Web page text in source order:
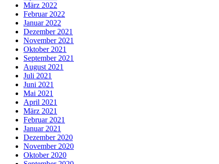
März 2022
Februar 2022
Januar 2022
Dezember 2021
November 2021
Oktober 2021
September 2021
August 2021
Juli 2021
Juni 2021
Mai 2021
April 2021
März 2021
Februar 2021
Januar 2021
Dezember 2020
November 2020
Oktober 2020